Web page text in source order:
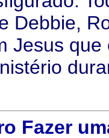
Debbie,
Jesus
Fazer